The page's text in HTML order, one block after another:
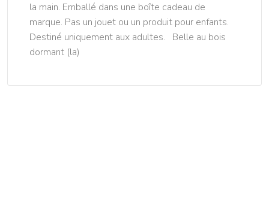
la main. Emballé dans une boîte cadeau de
marque. Pas un jouet ou un produit pour enfants.
Destiné uniquement aux adultes. Belle au bois
dormant (la)